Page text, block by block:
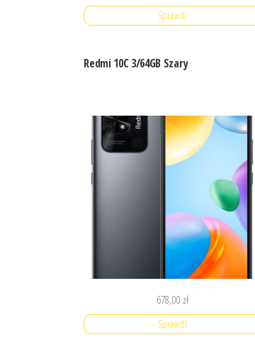
Sprawdź
Redmi 10C 3/64GB Szary
678,00 zł
Sprawdź